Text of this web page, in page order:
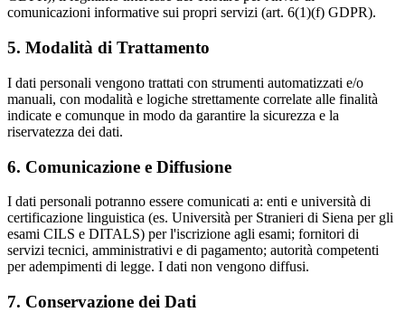
comunicazioni informative sui propri servizi (art. 6(1)(f) GDPR).
5. Modalità di Trattamento
I dati personali vengono trattati con strumenti automatizzati e/o
manuali, con modalità e logiche strettamente correlate alle finalità
indicate e comunque in modo da garantire la sicurezza e la
riservatezza dei dati.
6. Comunicazione e Diffusione
I dati personali potranno essere comunicati a: enti e università di
certificazione linguistica (es. Università per Stranieri di Siena per gli
esami CILS e DITALS) per l'iscrizione agli esami; fornitori di
servizi tecnici, amministrativi e di pagamento; autorità competenti
per adempimenti di legge. I dati non vengono diffusi.
7. Conservazione dei Dati